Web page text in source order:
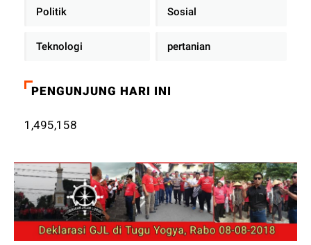
Politik Sosial
Teknologi pertanian
PENGUNJUNG HARI INI
1,495,158